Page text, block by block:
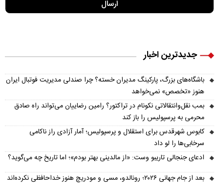
جدیدترین اخبار
باشگاه‌های بزرگ، پارکینگ مدیران خسته؟ چرا صندلی مدیریت فوتبال ایران
هنوز «تخصص» نمی‌خواهد
بمب نقل‌وانتقالاتی نکونام در تراکتور؟ رامین رضاییان می‌تواند راه صادق
محرمی به پرسپولیس را باز کند
کابوس شهرقدس برای استقلال و پرسپولیس؛ آمار آزادی راز ناکامی
سرخابی‌ها را لو داد
ادعای جنجالی تاریبو وست: «از مالدینی بهتر بودم»؛ اما تاریخ چه می‌گوید؟
بعد از جام جهانی ۲۰۲۶؛ رونالدو، مسی و مودریچ هنوز خداحافظی نکرده‌اند